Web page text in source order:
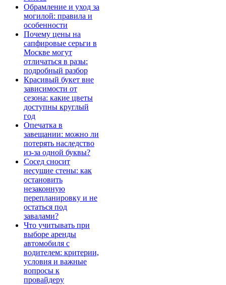
Обрамление и уход за
могилой: правила и
особенности
Почему цены на
сапфировые серьги в
Москве могут
отличаться в разы:
подробный разбор
Красивый букет вне
зависимости от
сезона: какие цветы
доступны круглый
год
Опечатка в
завещании: можно ли
потерять наследство
из-за одной буквы?
Сосед сносит
несущие стены: как
остановить
незаконную
перепланировку и не
остаться под
завалами?
Что учитывать при
выборе аренды
автомобиля с
водителем: критерии,
условия и важные
вопросы к
провайдеру